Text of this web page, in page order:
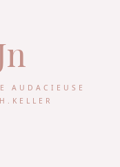
AUDACIEUSE